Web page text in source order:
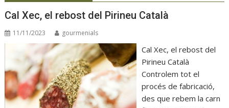
Cal Xec, el rebost del Pirineu Català
11/11/2023 gourmenials
Cal Xec, el rebost del
Pirineu Català
Controlem tot el
procés de fabricació,
des que rebem la carn